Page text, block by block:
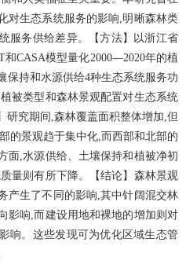
对生态系统服务的影响,明晰森林类
服务供给差异。【方法】以浙江省
CASA模型量化2000—2020年的植
保持和水源供给4种生态系统服务功
被类型和森林景观配置对生态系统
研究期间,森林覆盖面积整体增加,但
的景观趋于集中化,而西部和北部的
面,水源供给、土壤保持和植被净初
量则有所下降。【结论】森林景观
产生了不同的影响,其中针阔混交林
影响,而建设用地和裸地的增加则对
响。这些发现可为优化区域生态管